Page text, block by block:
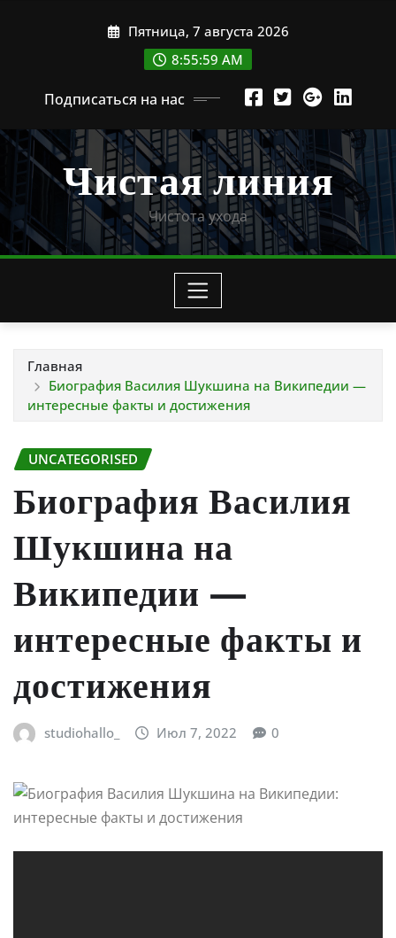
Пятница, 7 августа 2026
8:56:00 AM
Подписаться на нас
Чистая линия
Чистота ухода
Главная
Биография Василия Шукшина на Википедии —
интересные факты и достижения
UNCATEGORISED
Биография Василия
Шукшина на
Википедии —
интересные факты и
достижения
studiohallo_ Июл 7, 2022 0